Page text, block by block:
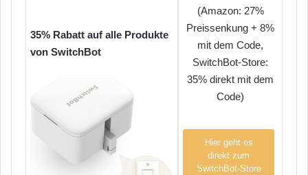
35% Rabatt auf alle Produkte
von SwitchBot
(Amazon: 27%
Preissenkung + 8%
mit dem Code,
SwitchBot-Store:
35% direkt mit dem
Code)
Hier geht es
direkt zum
SwitchBot-Store